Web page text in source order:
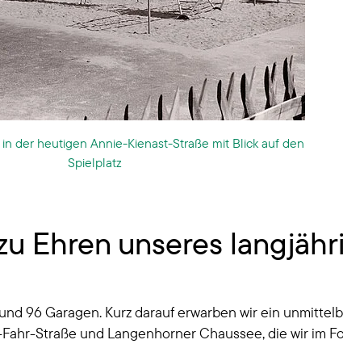
der heutigen Annie-Kienast-Straße mit Blick auf den
Spielplatz
Ehren unseres
96 Garagen. Kurz darauf erwarben wir ein
Straße und Langenhorner Chaussee, die wir im